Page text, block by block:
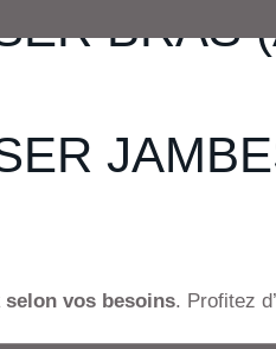
BRAS
vos besoins. Profitez